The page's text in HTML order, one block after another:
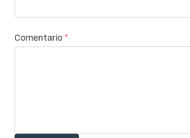
Comentario *